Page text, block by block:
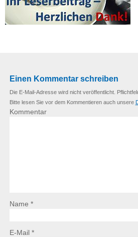
Einen Kommentar schreiben
Die E-Mail-Adresse wird nicht veröffentlicht.
Bitte lesen Sie vor dem Kommentieren auch unsere
Kommentar
Name *
E-Mail *